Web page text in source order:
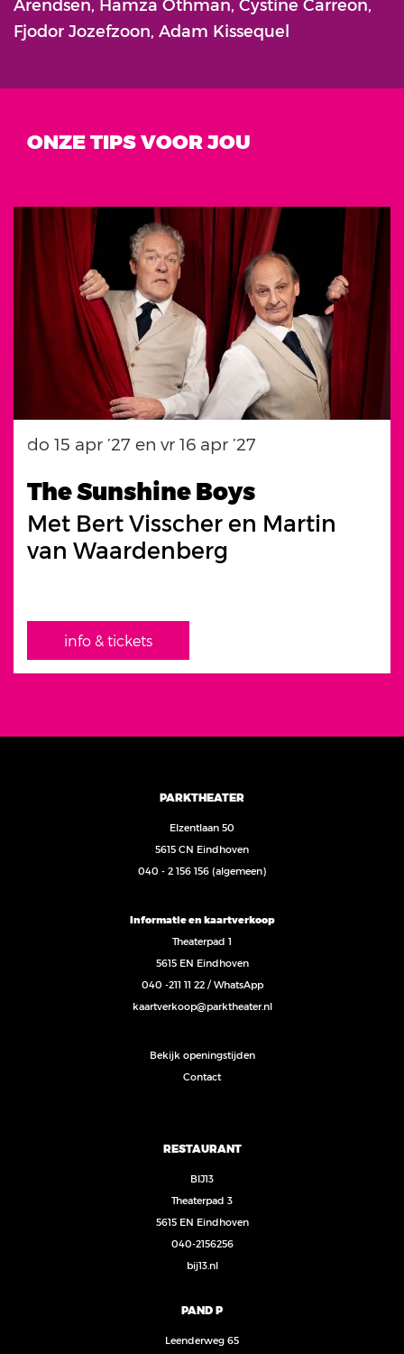
Arendsen, Hamza Othman, Cystine Carreon,
Fjodor Jozefzoon, Adam Kissequel
ONZE TIPS VOOR JOU
The Sunshine Boys
Met Bert Visscher en Martin
van Waardenberg
do 15 apr ’27 en vr 16 apr ’27
info & tickets
PARKTHEATER
Elzentlaan 50
5615 CN Eindhoven
040 - 2 156 156 (algemeen)
Informatie en kaartverkoop
Theaterpad 1
5615 EN Eindhoven
040 -211 11 22/WhatsApp
kaartverkoop@parktheater.nl
Bekijk openingstijden
Contact
RESTAURANT
BIJ13
Theaterpad 3
5615 EN Eindhoven
040-2156256
bij13.nl
PAND P
Leenderweg 65